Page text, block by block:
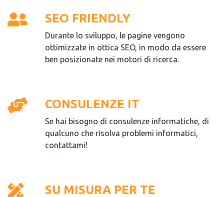
SEO FRIENDLY
Durante lo sviluppo, le pagine vengono
ottimizzate in ottica SEO, in modo da essere
ben posizionate nei motori di ricerca.
CONSULENZE IT
Se hai bisogno di consulenze informatiche, di
qualcuno che risolva problemi informatici,
contattami!
SU MISURA PER TE